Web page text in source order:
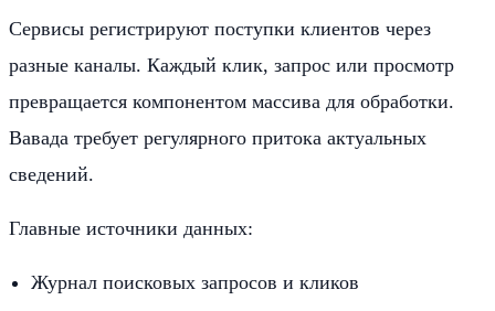
Сервисы регистрируют поступки клиентов через
разные каналы. Каждый клик, запрос или просмотр
превращается компонентом массива для обработки.
Вавада требует регулярного притока актуальных
сведений.
Главные источники данных:
Журнал поисковых запросов и кликов